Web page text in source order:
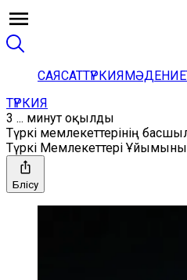
САЯСАТТҮРКИЯ
ТҮРКИЯ
3 ... минут оқылды
Түркі мемлекеттерінің
Түркі Мемлекеттері
Бөлісу